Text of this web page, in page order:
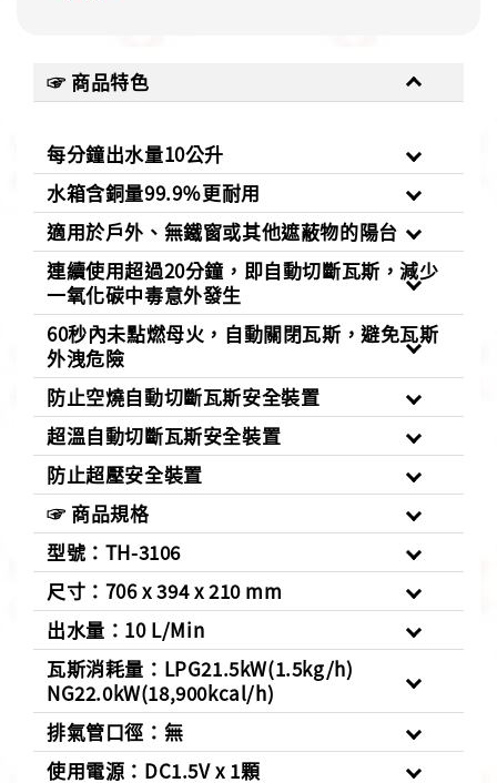
☞ 商品特色
每分鐘出水量10公升
水箱含銅量99.9％更耐用
適用於戶外、無鐵窗或其他遮蔽物的陽台
連續使用超過20分鐘，即自動切斷瓦斯，減少
一氧化碳中毒意外發生
60秒內未點燃母火，自動關閉瓦斯，避免瓦斯
外洩危險
防止空燒自動切斷瓦斯安全裝置
超溫自動切斷瓦斯安全裝置
防止超壓安全裝置
☞ 商品規格
型號：TH-3106
尺寸：706 x 394 x 210 mm
出水量：10 L/Min
瓦斯消耗量：LPG21.5kW(1.5kg/h)
NG22.0kW(18,900kcal/h)
排氣管口徑：無
使用電源：DC1.5V x 1顆